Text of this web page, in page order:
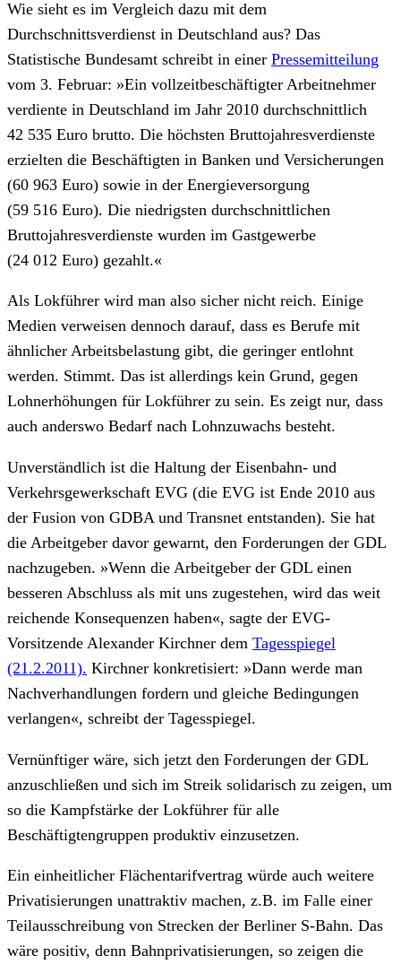
Wie sieht es im Vergleich dazu mit dem
Durchschnittsverdienst in Deutschland aus? Das
Statistische Bundesamt schreibt in einer Pressemitteilung
vom 3. Februar: »Ein vollzeitbeschäftigter Arbeitnehmer
verdiente in Deutschland im Jahr 2010 durchschnittlich
42 535 Euro brutto. Die höchsten Bruttojahresverdienste
erzielten die Beschäftigten in Banken und Versicherungen
(60 963 Euro) sowie in der Energieversorgung
(59 516 Euro). Die niedrigsten durchschnittlichen
Bruttojahresverdienste wurden im Gastgewerbe
(24 012 Euro) gezahlt.«
Als Lokführer wird man also sicher nicht reich. Einige
Medien verweisen dennoch darauf, dass es Berufe mit
ähnlicher Arbeitsbelastung gibt, die geringer entlohnt
werden. Stimmt. Das ist allerdings kein Grund, gegen
Lohnerhöhungen für Lokführer zu sein. Es zeigt nur, dass
auch anderswo Bedarf nach Lohnzuwachs besteht.
Unverständlich ist die Haltung der Eisenbahn- und
Verkehrsgewerkschaft EVG (die EVG ist Ende 2010 aus
der Fusion von GDBA und Transnet entstanden). Sie hat
die Arbeitgeber davor gewarnt, den Forderungen der GDL
nachzugeben. »Wenn die Arbeitgeber der GDL einen
besseren Abschluss als mit uns zugestehen, wird das weit
reichende Konsequenzen haben«, sagte der EVG-
Vorsitzende Alexander Kirchner dem Tagesspiegel
(21.2.2011). Kirchner konkretisiert: »Dann werde man
Nachverhandlungen fordern und gleiche Bedingungen
verlangen«, schreibt der Tagesspiegel.
Vernünftiger wäre, sich jetzt den Forderungen der GDL
anzuschließen und sich im Streik solidarisch zu zeigen, um
so die Kampfstärke der Lokführer für alle
Beschäftigtengruppen produktiv einzusetzen.
Ein einheitlicher Flächentarifvertrag würde auch weitere
Privatisierungen unattraktiv machen, z.B. im Falle einer
Teilausschreibung von Strecken der Berliner S-Bahn. Das
wäre positiv, denn Bahnprivatisierungen, so zeigen die